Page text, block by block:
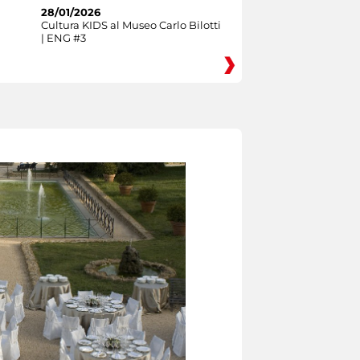
28/01/2026
Cultura KIDS al Museo Carlo Bilotti
| ENG #3